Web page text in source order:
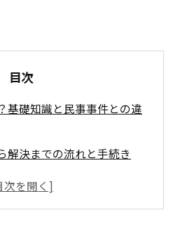
目次
基礎知識と民事事件との違
解決までの流れと手続き
係者とその役割